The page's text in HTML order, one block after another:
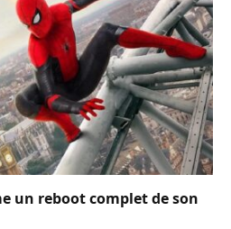
un reboot complet de son